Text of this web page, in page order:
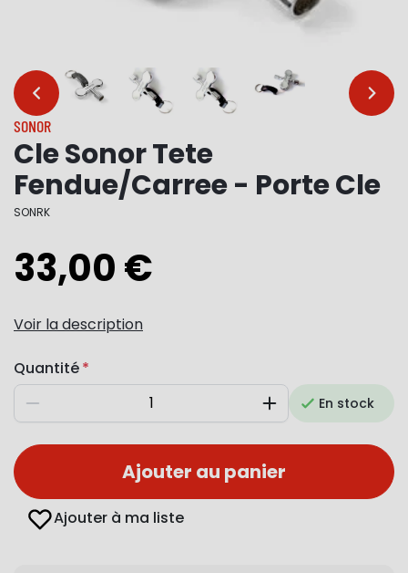
… …
SONOR
Cle Sonor Tete
Fendue/Carree - Porte Cle
SONRK
33,00 €
Voir la description
Quantité
Diminuer AugmenterEn stock
Ajouter au panier
Ajouter à ma liste